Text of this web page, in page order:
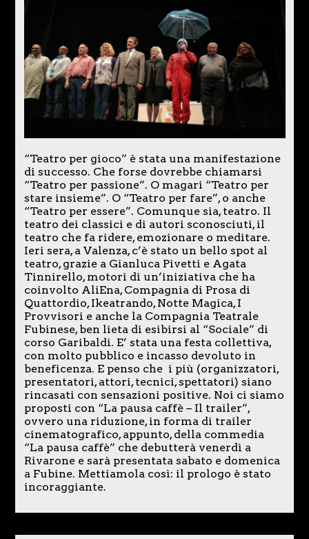
“Teatro per gioco” è stata una manifestazione
di successo. Che forse dovrebbe chiamarsi
“Teatro per passione”. O magari “Teatro per
stare insieme”. O “Teatro per fare”, o anche
“Teatro per essere”. Comunque sia, teatro. Il
teatro dei classici e di autori sconosciuti, il
teatro che fa ridere, emozionare o meditare.
Ieri sera, a Valenza, c’è stato un bello spot al
teatro, grazie a Gianluca Pivetti e Agata
Tinnirello, motori di un’iniziativa che ha
coinvolto AliEna, Compagnia di Prosa di
Quattordio, Ikeatrando, Notte Magica, I
Provvisori e anche la Compagnia Teatrale
Fubinese, ben lieta di esibirsi al “Sociale” di
corso Garibaldi. E’ stata una festa collettiva,
con molto pubblico e incasso devoluto in
beneficenza. E penso che i più (organizzatori,
presentatori, attori, tecnici, spettatori) siano
rincasati con sensazioni positive. Noi ci siamo
proposti con “La pausa caffè – Il trailer”,
ovvero una riduzione, in forma di trailer
cinematografico, appunto, della commedia
“La pausa caffè” che debutterà venerdì a
Rivarone e sarà presentata sabato e domenica
a Fubine. Mettiamola così: il prologo è stato
incoraggiante.